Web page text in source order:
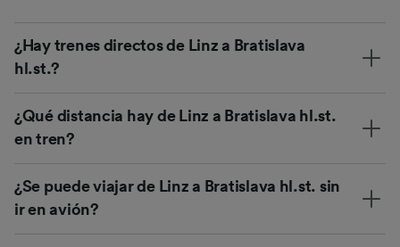
¿Hay trenes directos de Linz a Bratislava
hl.st.?
¿Qué distancia hay de Linz a Bratislava hl.st.
en tren?
¿Se puede viajar de Linz a Bratislava hl.st. sin
ir en avión?